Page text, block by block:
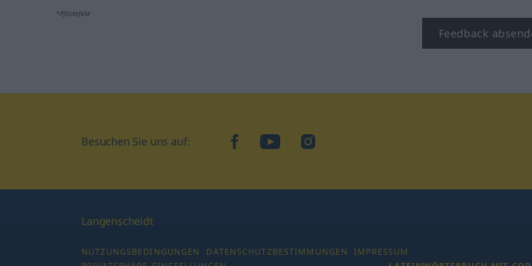
*Pflichtfeld
Feedback
Besuchen Sie uns auf: facebookYouTubeInstagram
Langenscheidt
NUTZUNGSBEDINGUNGEN DATENSCHUTZBESTIMMUNGEN
IMPRESSUM